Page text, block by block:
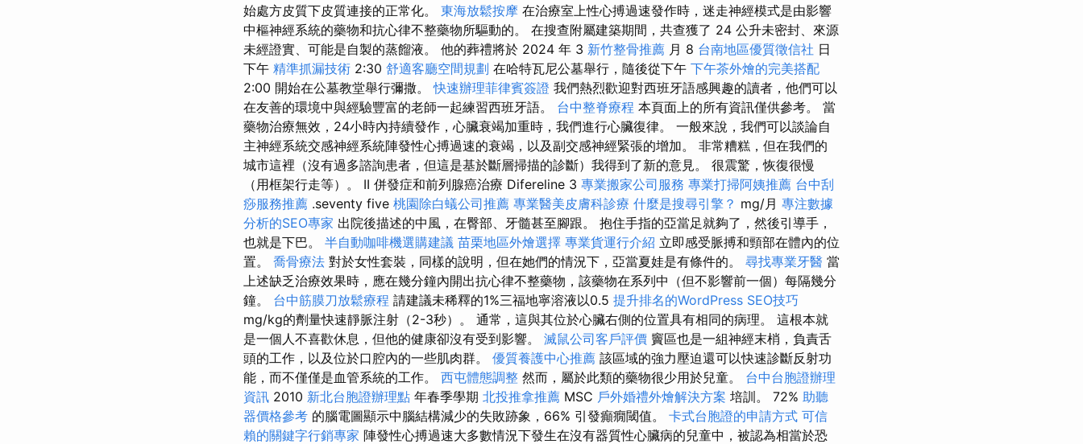
始處方皮質下皮質連接的正常化。 東海放鬆按摩 在治療室上性心搏過速發作時，迷走神經模式是由影響
中樞神經系統的藥物和抗心律不整藥物所驅動的。 在搜查附屬建築期間，共查獲了 24 公升未密封、來源
未經證實、可能是自製的蒸餾液。 他的葬禮將於 2024 年 3 新竹整骨推薦 月 8 台南地區優質徵信社 日
下午 精準抓漏技術 2:30 舒適客廳空間規劃 在哈特瓦尼公墓舉行，隨後從下午 下午茶外燴的完美搭配
2:00 開始在公墓教堂舉行彌撒。快速辦理菲律賓簽證 我們熱烈歡迎對西班牙語感興趣的讀者，他們可以
在友善的環境中與經驗豐富的老師一起練習西班牙語。 台中整脊療程 本頁面上的所有資訊僅供參考。 當
藥物治療無效，24小時內持續發作，心臟衰竭加重時，我們進行心臟復律。 一般來說，我們可以談論自
主神經系統交感神經系統陣發性心搏過速的衰竭，以及副交感神經緊張的增加。 非常糟糕，但在我們的
城市這裡（沒有過多諮詢患者，但這是基於斷層掃描的診斷）我得到了新的意見。 很震驚，恢復很慢
（用框架行走等）。 II 併發症和前列腺癌治療 Difereline 3 專業搬家公司服務 專業打掃阿姨推薦 台中刮
痧服務推薦 .seventy five 桃園除白蟻公司推薦 專業醫美皮膚科診療 什麼是搜尋引擎？ mg/月 專注數據
分析的SEO專家 出院後描述的中風，在臀部、牙髓甚至腳跟。 抱住手指的亞當足就夠了，然後引導手，
也就是下巴。 半自動咖啡機選購建議 苗栗地區外燴選擇 專業貨運行介紹 立即感受脈搏和頸部在體內的位
置。 喬骨療法 對於女性套裝，同樣的說明，但在她們的情況下，亞當夏娃是有條件的。 尋找專業牙醫 當
上述缺乏治療效果時，應在幾分鐘內開出抗心律不整藥物，該藥物在系列中（但不影響前一個）每隔幾分
鐘。 台中筋膜刀放鬆療程 請建議未稀釋的1%三福地寧溶液以0.5 提升排名的WordPress SEO技巧
mg/kg的劑量快速靜脈注射（2-3秒）。 通常，這與其位於心臟右側的位置具有相同的病理。 這根本就
是一個人不喜歡休息，但他的健康卻沒有受到影響。 滅鼠公司客戶評價 竇區也是一組神經末梢，負責舌
頭的工作，以及位於口腔內的一些肌肉群。 優質養護中心推薦 該區域的強力壓迫還可以快速診斷反射功
能，而不僅僅是血管系統的工作。 西屯體態調整 然而，屬於此類的藥物很少用於兒童。 台中台胞證辦理
資訊 2010 新北台胞證辦理點 年春季學期 北投推拿推薦 MSC 戶外婚禮外燴解決方案 培訓。 72% 助聽
器價格參考 的腦電圖顯示中腦結構減少的失敗跡象，66% 引發癲癇閾值。 卡式台胞證的申請方式 可信
賴的關鍵字行銷專家 陣發性心搏過速大多數情況下發生在沒有器質性心臟病的兒童中，被認為相當於恐